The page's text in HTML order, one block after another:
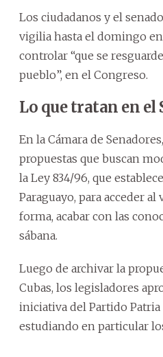
Los ciudadanos y el
vigilia hasta el domingo en
controlar “que se
pueblo”, en el Congreso.
Lo que tratan en el
En la Cámara de
propuestas que buscan
la Ley 834/96, que
Paraguayo, para acceder al
forma, acabar con las
sábana.
Luego de archivar la
Cubas, los legisladores
iniciativa del Partido
estudiando en particular